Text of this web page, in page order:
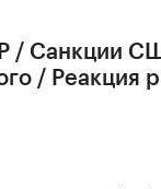
/ Санкции
/ Реакция